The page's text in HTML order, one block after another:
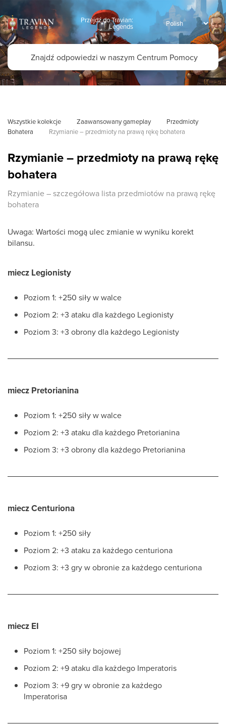
Przejdź do Travian:
Legends
Wszystkie kolekcje Zaawansowany gameplay
Przedmioty
Bohatera
Rzymianie – przedmioty na prawą rękę bohatera
Rzymianie – przedmioty na prawą rękę
bohatera
Rzymianie – szczegółowa lista przedmiotów na prawą rękę
bohatera
Uwaga: Wartości mogą ulec zmianie w wyniku korekt
bilansu.
miecz Legionisty
Poziom 1: +250 siły w walce
Poziom 2: +3 ataku dla każdego Legionisty
Poziom 3: +3 obrony dla każdego Legionisty
miecz Pretorianina
Poziom 1: +250 siły w walce
Poziom 2: +3 ataku dla każdego Pretorianina
Poziom 3: +3 obrony dla każdego Pretorianina
miecz Centuriona
Poziom 1: +250 siły
Poziom 2: +3 ataku za każdego centuriona
Poziom 3: +3 gry w obronie za każdego centuriona
miecz EI
Poziom 1: +250 siły bojowej
Poziom 2: +9 ataku dla każdego Imperatoris
Poziom 3: +9 gry w obronie za każdego
Imperatorisa